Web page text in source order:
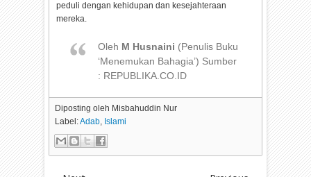
peduli dengan kehidupan dan kesejahteraan
mereka.
Oleh M Husnaini (Penulis Buku
‘Menemukan Bahagia’) Sumber
: REPUBLIKA.CO.ID
Diposting oleh Misbahuddin Nur
Label:Adab, Islami